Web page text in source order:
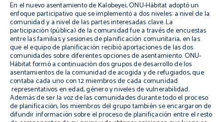
En el nuevo asentamiento de Kalobeyei, ONU-Hábitat adoptó un
enfoque participativo que se implementó a dos niveles: a nivel de la
comunidad y a nivel de las partes interesadas clave. La
participación (pública) de la comunidad fue a través de encuestas
entre las familias y sesiones de planificación comunitaria, en las
que el equipo de planificación recibió aportaciones de las dos
comunidades sobre diferentes opciones de asentamiento. ONU-
Hábitat formó a continuación dos grupos de desarrollo de los
asentamientos de la comunidad de acogida y de refugiados, que
contaba cada uno con 12 miembros de cada comunidad
representativos en edad, género y niveles de vulnerabilidad.
Además de ser la voz de las comunidades durante todo el proceso
de planificación, los miembros del grupo también se encargaron de
difundir información sobre el proceso de planificación entre el resto